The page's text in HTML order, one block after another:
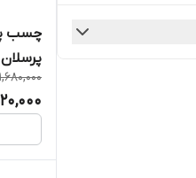
1,680,000